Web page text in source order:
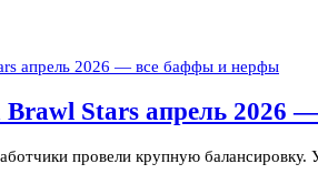
Brawl Stars апрель 2026
провели крупную